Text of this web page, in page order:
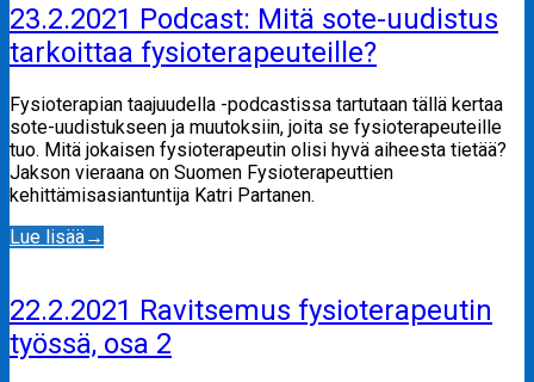
23.2.2021 Podcast: Mitä sote-uudistus
tarkoittaa fysioterapeuteille?
Fysioterapian taajuudella -podcastissa tartutaan tällä kertaa
sote-uudistukseen ja muutoksiin, joita se fysioterapeuteille
tuo. Mitä jokaisen fysioterapeutin olisi hyvä aiheesta tietää?
Jakson vieraana on Suomen Fysioterapeuttien
kehittämisasiantuntija Katri Partanen.
Lue lisää→
22.2.2021 Ravitsemus fysioterapeutin
työssä, osa 2